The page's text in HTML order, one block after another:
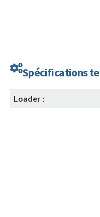
Spécifications
Loader :